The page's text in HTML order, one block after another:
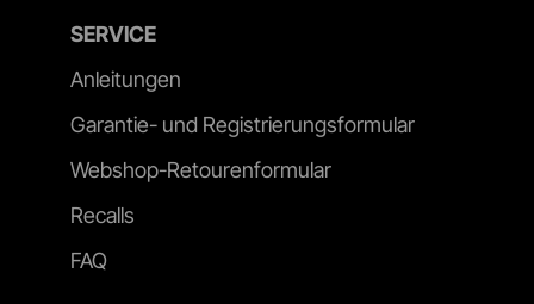
SERVICE
Anleitungen
Garantie- und Registrierungsformular
Webshop-Retourenformular
Recalls
FAQ